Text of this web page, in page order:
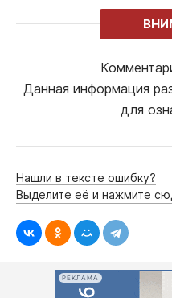
Данная информация
для
Нашли в тексте ошибку?
Выделите её и нажмите
РЕКЛАМА